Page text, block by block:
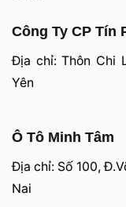
Công Ty CP Tín
Địa chỉ: Thôn Chi
Yên
Ô Tô Minh Tâm
Địa chỉ: Số 100,
Nai